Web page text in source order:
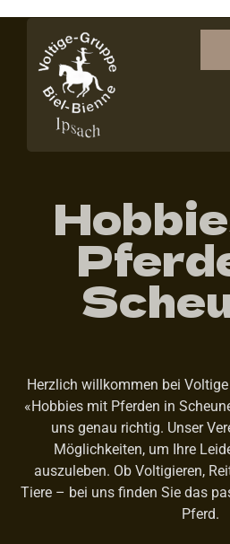
Herzlich willkommen bei
«Hobbies mit Pferden in
uns genau richtig. Unser
Möglichkeiten, um Ihre
auszuleben. Ob Voltigieren,
Tiere – bei uns finden Sie das
Pferd.